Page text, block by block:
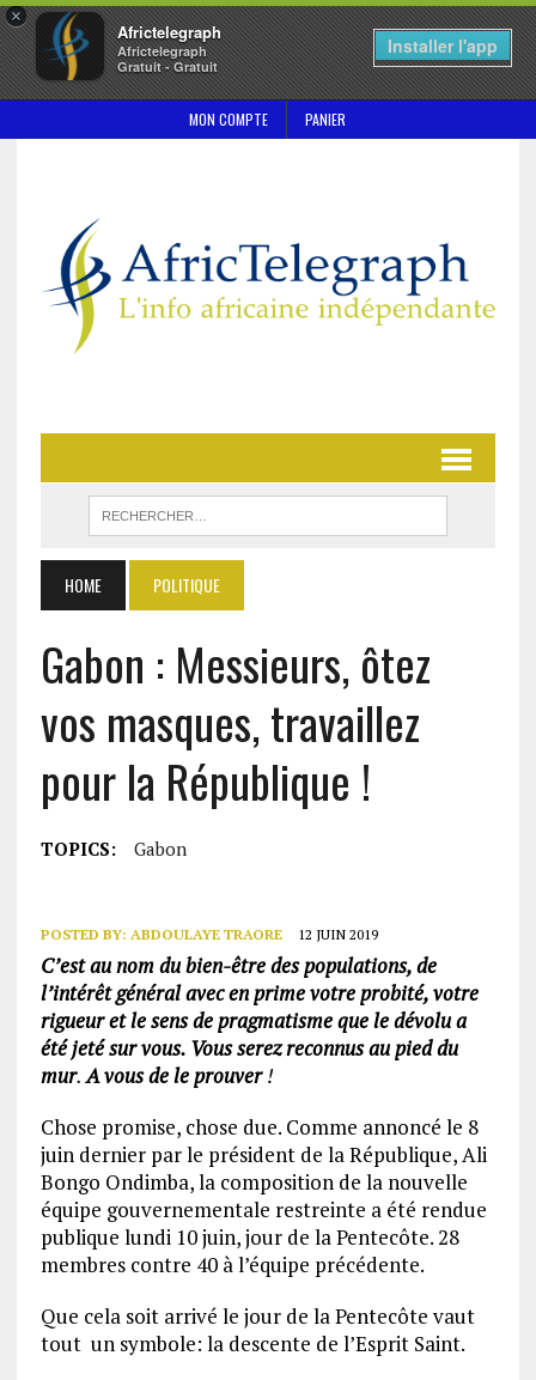
×
Africtelegraph
Africtelegraph
Gratuit - Gratuit
Installer l'app
MON COMPTE PANIER
HOME POLITIQUE
Gabon : Messieurs, ôtez
vos masques, travaillez
pour la République !
TOPICS: Gabon
POSTED BY: ABDOULAYE TRAORE 12 JUIN 2019
C’est au nom du bien-être des populations, de
l’intérêt général avec en prime votre probité, votre
rigueur et le sens de pragmatisme que le dévolu a
été jeté sur vous. Vous serez reconnus au pied du
mur.A vous de le prouver!
Chose promise, chose due. Comme annoncé le 8
juin dernier par le président de la République, Ali
Bongo Ondimba, la composition de la nouvelle
équipe gouvernementale restreinte a été rendue
publique lundi 10 juin, jour de la Pentecôte. 28
membres contre 40 à l’équipe précédente.
Que cela soit arrivé le jour de la Pentecôte vaut
tout un symbole: la descente de l’Esprit Saint.